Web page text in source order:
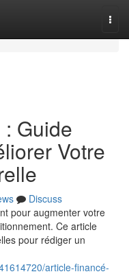
Guide
Votre
Discuss
pour augmenter votre
Ce article
pour rédiger un
article-financé-